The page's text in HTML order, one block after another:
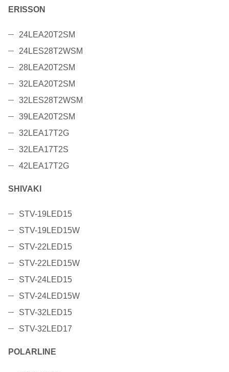
ERISSON
24LEA20T2SM
24LES28T2WSM
28LEA20T2SM
32LEA20T2SM
32LES28T2WSM
39LEA20T2SM
32LEA17T2G
32LEA17T2S
42LEA17T2G
SHIVAKI
STV-19LED15
STV-19LED15W
STV-22LED15
STV-22LED15W
STV-24LED15
STV-24LED15W
STV-32LED15
STV-32LED17
POLARLINE